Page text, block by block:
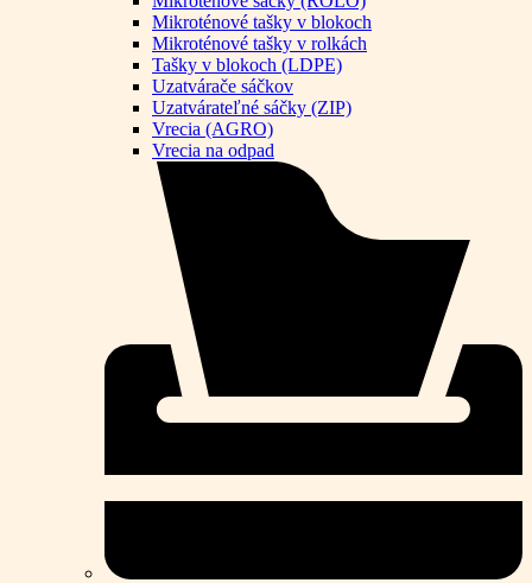
Mikroténové tašky v blokoch
Mikroténové tašky v rolkách
Tašky v blokoch (LDPE)
Uzatvárače sáčkov
Uzatvárateľné sáčky (ZIP)
Vrecia (AGRO)
Vrecia na odpad